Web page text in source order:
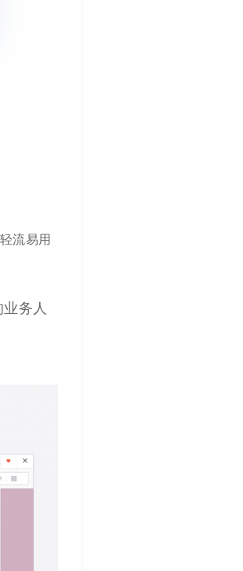
流易用
务人